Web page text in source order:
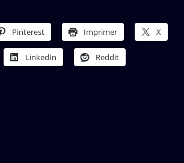
Pinterest Imprimer X
LinkedIn Reddit